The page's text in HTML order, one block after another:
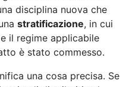
disciplina nuova che
stratificazione, in cui
il regime applicabile
è stato commesso.
una cosa precisa. Se